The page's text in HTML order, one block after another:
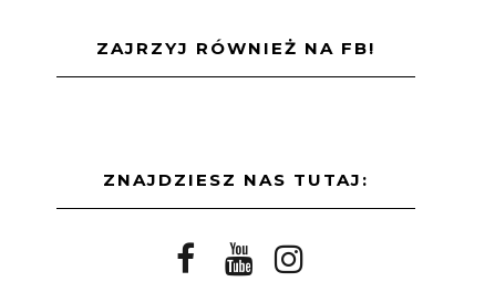
ZAJRZYJ RÓWNIEŻ NA FB!
ZNAJDZIESZ NAS TUTAJ: